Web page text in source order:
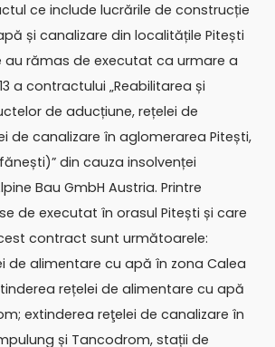
ce include lucrările de construcție
și canalizare din localitățile Pitești
au rămas de executat ca urmare a
a contractului „Reabilitarea și
de aducțiune, rețelei de
de canalizare în aglomerarea Pitești,
din cauza insolvenței
Bau GmbH Austria. Printre
de executat în orasul Pitești și care
contract sunt următoarele:
de alimentare cu apă în zona Calea
rețelei de alimentare cu apă
extinderea reţelei de canalizare în
și Tancodrom, stații de